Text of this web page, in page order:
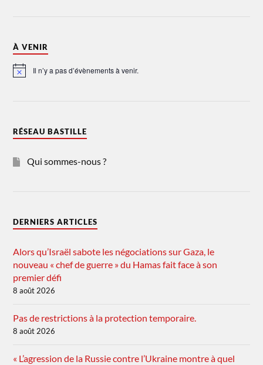
À VENIR
Notice Il n’y a pas d’évènements à venir.
RÉSEAU BASTILLE
Qui sommes-nous ?
DERNIERS ARTICLES
Alors qu’Israël sabote les négociations sur Gaza, le
nouveau « chef de guerre » du Hamas fait face à son
premier défi
8 août 2026
Pas de restrictions à la protection temporaire.
8 août 2026
« L’agression de la Russie contre l’Ukraine montre à quel